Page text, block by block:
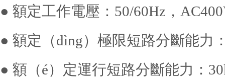
● 額定工作電壓：50/60Hz，
● 額定（dìng）極限短路分斷能力
● 額（é）定運行短路分斷能力：